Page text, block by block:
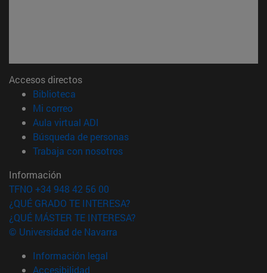
Accesos directos
Biblioteca
Mi correo(abre en nueva ventana)
Aula virtual ADI
Búsqueda de personas(abre en nueva ventana)
Trabaja con nosotros(abre en nueva ventana)
Información
TFNO +34 948 42 56 00
¿QUÉ GRADO TE INTERESA?
¿QUÉ MÁSTER TE INTERESA?
© Universidad de Navarra
Información legal
Accesibilidad